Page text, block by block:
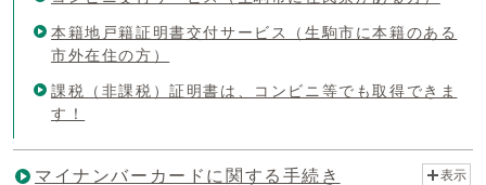
本籍地戸籍証明書交付サービス（生駒市に本籍のある
市外在住の方）
課税（非課税）証明書は、コンビニ等でも取得できま
す！
マイナンバーカードに関する手続き 表示